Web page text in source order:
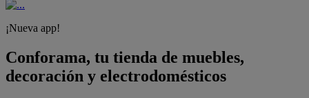
¡Nueva app!
Conforama, tu tienda de muebles,
decoración y electrodomésticos